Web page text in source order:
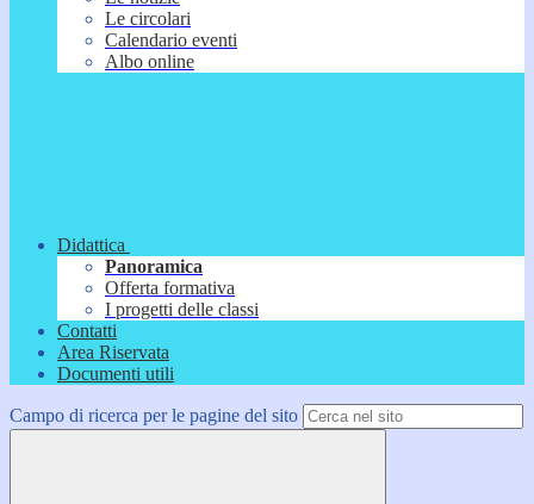
Le circolari
Calendario eventi
Albo online
Didattica
Panoramica
Offerta formativa
I progetti delle classi
Contatti
Area Riservata
Documenti utili
Campo di ricerca per le pagine del sito